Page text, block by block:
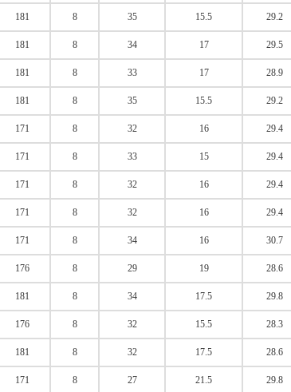
181 8 35 15.5 29.2
181 8 34 17 29.5
181 8 33 17 28.9
181 8 35 15.5 29.2
171 8 32 16 29.4
171 8 33 15 29.4
171 8 32 16 29.4
171 8 32 16 29.4
171 8 34 16 30.7
176 8 29 19 28.6
181 8 34 17.5 29.8
176 8 32 15.5 28.3
181 8 32 17.5 28.6
171 8 27 21.5 29.8